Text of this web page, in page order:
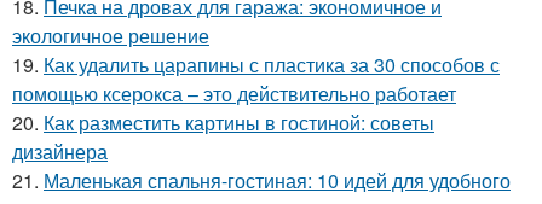
18. Печка на дровах для гаража: экономичное и
экологичное решение
19. Как удалить царапины с пластика за 30 способов с
помощью ксерокса – это действительно работает
20. Как разместить картины в гостиной: советы
дизайнера
21. Маленькая спальня-гостиная: 10 идей для удобного